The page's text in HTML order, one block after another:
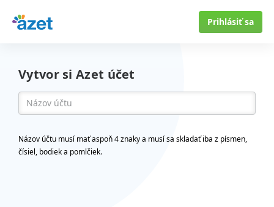
Prihlásiť sa
Vytvor si Azet účet
Názov účtu musí mať aspoň 4 znaky a musí sa skladať iba z písmen,
čísiel, bodiek a pomlčiek.